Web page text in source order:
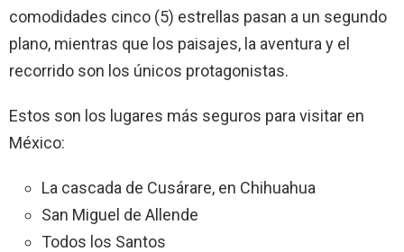
comodidades cinco (5) estrellas pasan a un segundo
plano, mientras que los paisajes, la aventura y el
recorrido son los únicos protagonistas.
Estos son los lugares más seguros para visitar en
México:
La cascada de Cusárare, en Chihuahua
San Miguel de Allende
Todos los Santos